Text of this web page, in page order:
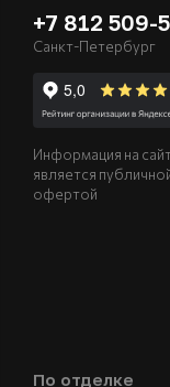
+7 812 509-
Санкт-Петербург
Информация на
является
офертой
По отделке